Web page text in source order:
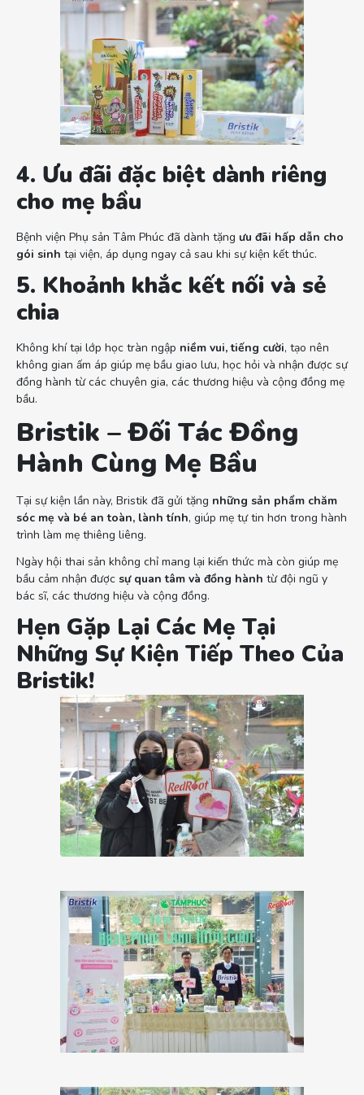
4. Ưu đãi đặc biệt dành riêng
cho mẹ bầu
Bệnh viện Phụ sản Tâm Phúc đã dành tặng ưu đãi hấp dẫn cho
gói sinh tại viện, áp dụng ngay cả sau khi sự kiện kết thúc.
5. Khoảnh khắc kết nối và sẻ
chia
Không khí tại lớp học tràn ngập niềm vui, tiếng cười, tạo nên
không gian ấm áp giúp mẹ bầu giao lưu, học hỏi và nhận được sự
đồng hành từ các chuyên gia, các thương hiệu và cộng đồng mẹ
bầu.
Bristik – Đối Tác Đồng
Hành Cùng Mẹ Bầu
Tại sự kiện lần này, Bristik đã gửi tặng những sản phẩm chăm
sóc mẹ và bé an toàn, lành tính, giúp mẹ tự tin hơn trong hành
trình làm mẹ thiêng liêng.
Ngày hội thai sản không chỉ mang lại kiến thức mà còn giúp mẹ
bầu cảm nhận được sự quan tâm và đồng hành từ đội ngũ y
bác sĩ, các thương hiệu và cộng đồng.
Hẹn Gặp Lại Các Mẹ Tại
Những Sự Kiện Tiếp Theo Của
Bristik!